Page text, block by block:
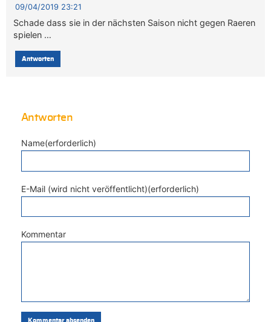
09/04/2019 23:21
Schade dass sie in der nächsten Saison nicht gegen Raeren
spielen …
Antworten
Antworten
Name(erforderlich)
E-Mail (wird nicht veröffentlicht)(erforderlich)
Kommentar